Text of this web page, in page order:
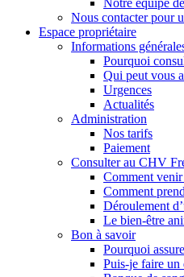
Notre équipe
Nous contacter pour
Espace propriétaire
Informations
Pourquoi
Qui peut vous
Urgences
Actualités
Administration
Nos tarifs
Paiement
Consulter au CHV
Comment venir
Comment
Déroulement
Le bien-être
Bon à savoir
Pourquoi
Puis-je faire un